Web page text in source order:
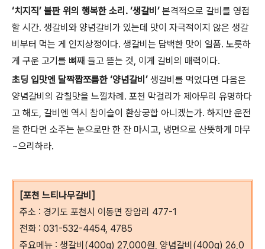
‘치지직’ 불판 위의 행복한 소리. ‘생갈비’ 본격적으로 갈비를 영접
할 시간. 생갈비와 양념갈비가 있는데 맛이 자극적이지 않은 생갈
비부터 먹는 게 인지상정이다. 생갈비는 담백한 맛이 일품. 노릇하
게 구운 고기를 뼈째 들고 뜯는 것, 이게 갈비의 매력이다.
초딩 입맛엔 달짝짭쪼름한 ‘양념갈비’ 생갈비를 먹었다면 다음은
양념갈비의 감칠맛을 느낄차례. 포천 막걸리가 제아무리 유명하다
고 해도, 갈비엔 역시 참이슬이 환상궁합 아니겠는가. 하지만 운전
을 한다면 소주는 눈으로만 한 잔 마시고, 냉면으로 산뜻하게 마무
~으리하라.
[포천 느티나무갈비]
주소 : 경기도 포천시 이동면 장암리 477-1
전화 : 031-532-4454, 4785
주요메뉴 : 생갈비(400g) 27,000원, 양념갈비(400g) 26,0